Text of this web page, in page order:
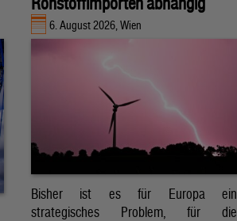
6. August 2026, Wien
Bisher ist es für Europa ein
strategisches Problem, für die